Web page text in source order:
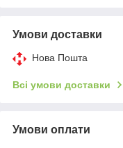
Умови доставки
Нова Пошта
Всі умови доставки
Умови оплати